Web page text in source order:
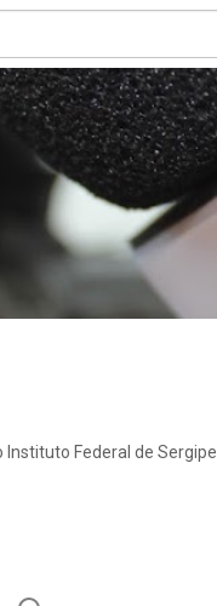
Federal de Sergipe